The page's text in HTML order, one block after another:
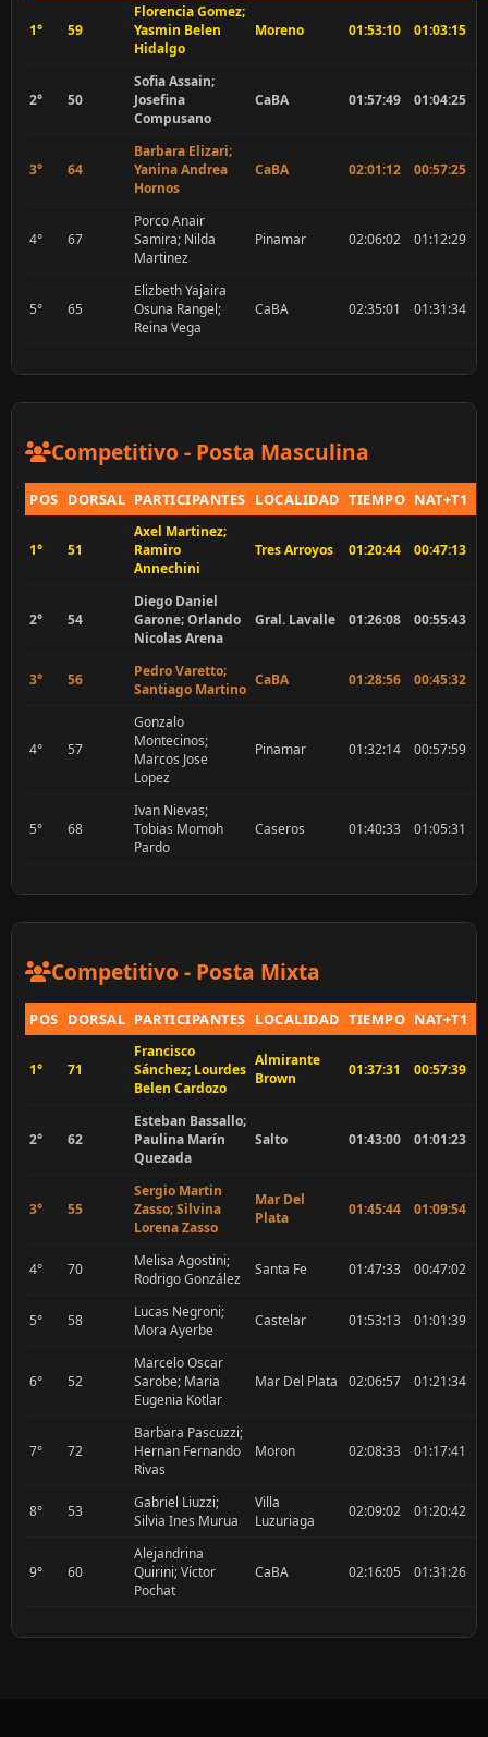
1° 59
Florencia Gomez;
Yasmin Belen
Hidalgo
Moreno 01:53:10 01:03:15
2° 50
Sofia Assain;
Josefina
Compusano
CaBA 01:57:49 01:04:25
3° 64
Barbara Elizari;
Yanina Andrea
Hornos
CaBA 02:01:12 00:57:25
4° 67
Porco Anair
Samira; Nilda
Martinez
Pinamar 02:06:02 01:12:29
5° 65
Elizbeth Yajaira
Osuna Rangel;
Reina Vega
CaBA 02:35:01 01:31:34
Competitivo - Posta Masculina
POS DORSAL PARTICIPANTES LOCALIDAD TIEMPO NAT+T1
1° 51
Axel Martinez;
Ramiro
Annechini
Tres Arroyos 01:20:44 00:47:13
2° 54
Diego Daniel
Garone; Orlando
Nicolas Arena
Gral. Lavalle 01:26:08 00:55:43
3° 56
Pedro Varetto;
Santiago Martino
CaBA 01:28:56 00:45:32
4° 57
Gonzalo
Montecinos;
Marcos Jose
Lopez
Pinamar 01:32:14 00:57:59
5° 68
Ivan Nievas;
Tobias Momoh
Pardo
Caseros 01:40:33 01:05:31
Competitivo - Posta Mixta
POS DORSAL PARTICIPANTES LOCALIDAD TIEMPO NAT+T1
1° 71
Francisco
Sánchez; Lourdes
Belen Cardozo
Almirante
Brown
01:37:31 00:57:39
2° 62
Esteban Bassallo;
Paulina Marín
Quezada
Salto 01:43:00 01:01:23
3° 55
Sergio Martin
Zasso; Silvina
Lorena Zasso
Mar Del
Plata
01:45:44 01:09:54
4° 70
Melisa Agostini;
Rodrigo González
Santa Fe 01:47:33 00:47:02
5° 58
Lucas Negroni;
Mora Ayerbe
Castelar 01:53:13 01:01:39
6° 52
Marcelo Oscar
Sarobe; Maria
Eugenia Kotlar
Mar Del Plata 02:06:57 01:21:34
7° 72
Barbara Pascuzzi;
Hernan Fernando
Rivas
Moron 02:08:33 01:17:41
8° 53
Gabriel Liuzzi;
Silvia Ines Murua
Villa
Luzuriaga
02:09:02 01:20:42
9° 60
Alejandrina
Quirini; Víctor
Pochat
CaBA 02:16:05 01:31:26